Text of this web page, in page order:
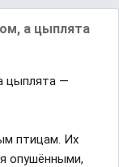
а цыплята
цыплята —
птицам. Их
опушёнными,